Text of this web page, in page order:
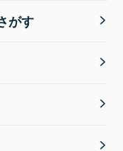
がす